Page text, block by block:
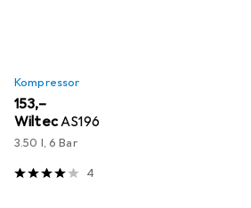
Kompressor
EUR
153,–
WiltecAS196
3.50 l, 6 Bar
4